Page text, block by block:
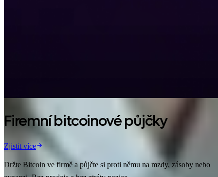
Firemní bitcoinové půjčky
Zjistit více
Držte Bitcoin ve firmě a půjčte si proti němu na mzdy, zásoby nebo